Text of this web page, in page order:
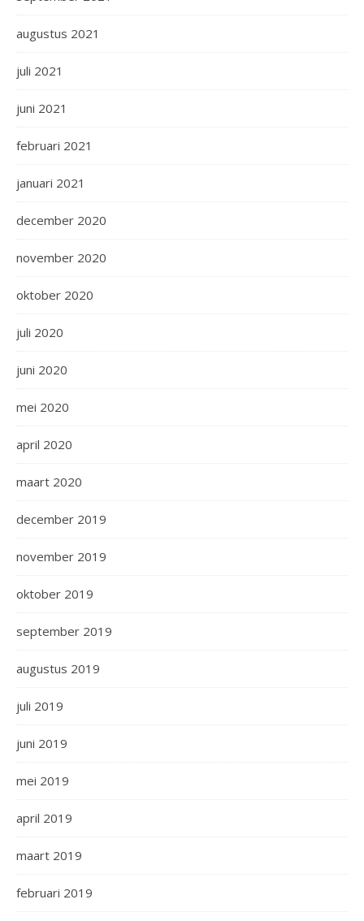
augustus 2021
juli 2021
juni 2021
februari 2021
januari 2021
december 2020
november 2020
oktober 2020
juli 2020
juni 2020
mei 2020
april 2020
maart 2020
december 2019
november 2019
oktober 2019
september 2019
augustus 2019
juli 2019
juni 2019
mei 2019
april 2019
maart 2019
februari 2019